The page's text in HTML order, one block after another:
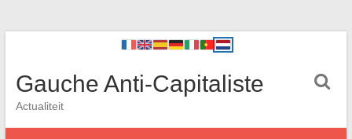
Gauche Anti-Capitaliste
Actualiteit